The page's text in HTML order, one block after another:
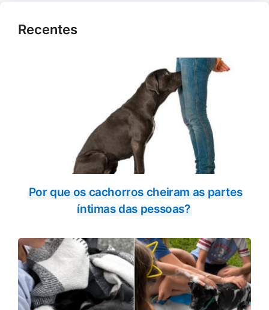
Recentes
Por que os cachorros cheiram as partes
íntimas das pessoas?